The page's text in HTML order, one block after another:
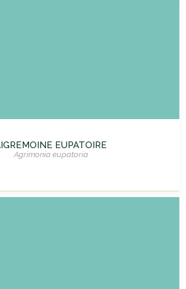
EUPATOIRE
Agrimonia eupatoria